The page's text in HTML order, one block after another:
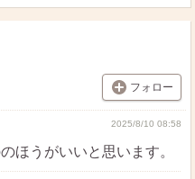
フォロー
2025/8/10 08:58
ほうがいいと思います。